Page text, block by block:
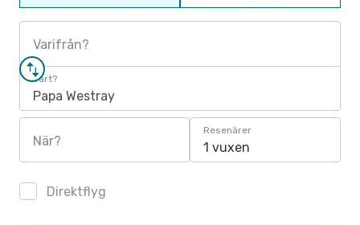
Varifrån?
Vart?
Papa Westray
När?
Resenärer
1 vuxen
Direktflyg